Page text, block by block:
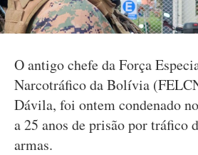
O antigo chefe da Força
Narcotráfico da Bolívia
Dávila, foi ontem condenado
a 25 anos de prisão por tráfico
armas.